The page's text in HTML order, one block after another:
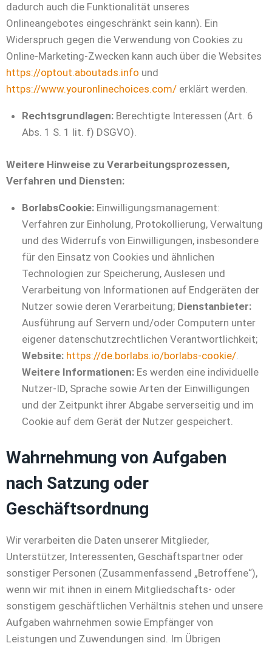
dadurch auch die Funktionalität unseres
Onlineangebotes eingeschränkt sein kann). Ein
Widerspruch gegen die Verwendung von Cookies zu
Online-Marketing-Zwecken kann auch über die Websites
https://optout.aboutads.info und
https://www.youronlinechoices.com/ erklärt werden.
Rechtsgrundlagen:Berechtigte Interessen (Art. 6
Abs. 1 S. 1 lit. f) DSGVO).
Weitere Hinweise zu Verarbeitungsprozessen,
Verfahren und Diensten:
BorlabsCookie: Einwilligungsmanagement:
Verfahren zur Einholung, Protokollierung, Verwaltung
und des Widerrufs von Einwilligungen, insbesondere
für den Einsatz von Cookies und ähnlichen
Technologien zur Speicherung, Auslesen und
Verarbeitung von Informationen auf Endgeräten der
Nutzer sowie deren Verarbeitung; Dienstanbieter:
Ausführung auf Servern und/oder Computern unter
eigener datenschutzrechtlichen Verantwortlichkeit;
Website: https://de.borlabs.io/borlabs-cookie/.
Weitere Informationen:Es werden eine individuelle
Nutzer-ID, Sprache sowie Arten der Einwilligungen
und der Zeitpunkt ihrer Abgabe serverseitig und im
Cookie auf dem Gerät der Nutzer gespeichert.
Wahrnehmung von Aufgaben
nach Satzung oder
Geschäftsordnung
Wir verarbeiten die Daten unserer Mitglieder,
Unterstützer, Interessenten, Geschäftspartner oder
sonstiger Personen (Zusammenfassend „Betroffene“),
wenn wir mit ihnen in einem Mitgliedschafts- oder
sonstigem geschäftlichen Verhältnis stehen und unsere
Aufgaben wahrnehmen sowie Empfänger von
Leistungen und Zuwendungen sind. Im Übrigen